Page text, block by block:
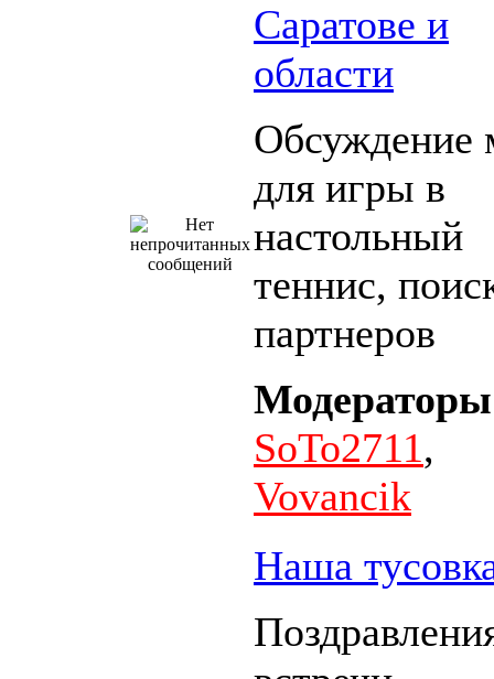
Саратове и
области
Обсуждение
для игры в
настольный
теннис,
партнеров
SoTo2711,
Vovancik
Наша